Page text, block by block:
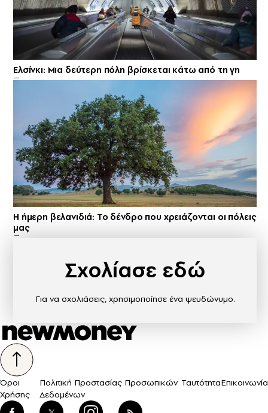
Ελσίνκι: Mια δεύτερη πόλη βρίσκεται κάτω από τη γη
Η ήμερη βελανιδιά: Το δένδρο που χρειάζονται οι πόλεις
μας
Σχολίασε εδώ
Για να σχολιάσεις, χρησιμοποίησε ένα ψευδώνυμο.
Όροι
Χρήσης
Πολιτική Προστασίας Προσωπικών
Δεδομένων
ΤαυτότηταΕπικοινωνία